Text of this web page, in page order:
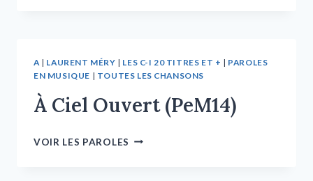
A | LAURENT MÉRY | LES C-I 20 TITRES ET + | PAROLES
EN MUSIQUE | TOUTES LES CHANSONS
À Ciel Ouvert (PeM14)
VOIR LES PAROLES